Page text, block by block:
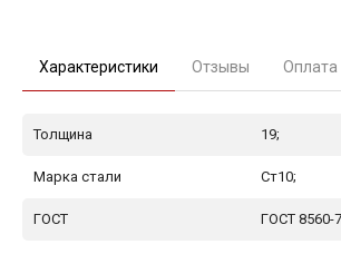
Характеристики Отзывы Оплата
Толщина 19;
Марка стали Ст10;
ГОСТ ГОСТ 8560-